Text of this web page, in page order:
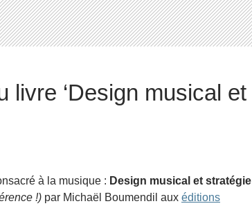
livre ‘Design musical et
à la musique : Design musical et stratégie
!) par Michaël Boumendil aux éditions